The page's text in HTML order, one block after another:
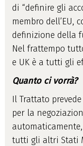
di “definire gli
membro dell’EU,
definizione della
Nel frattempo
e UK è a tutti gli
Quanto ci vorrà?
Il Trattato
per la
tutti gli altri Stati